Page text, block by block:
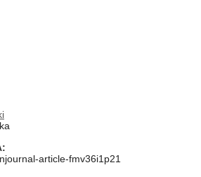
article-fmv36i1p21